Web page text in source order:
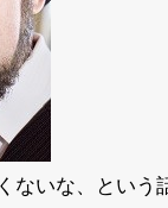
ないな、という